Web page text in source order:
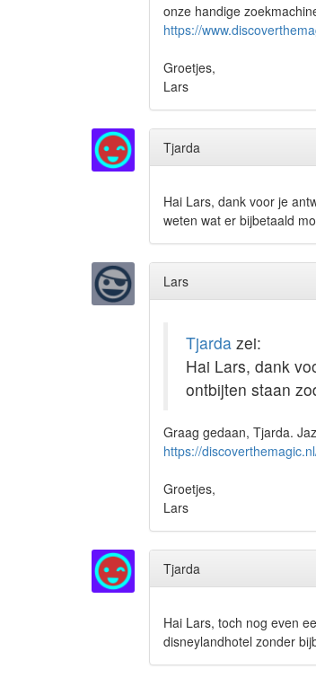
onze handige
https://
Groetjes,
Lars
Tjarda
Hai Lars, dank voor je
weten wat er bijbetaald
Lars
Tjarda zei:
Hai Lars, dank
ontbijten staan
Graag gedaan, Tjarda.
https://
Groetjes,
Lars
Tjarda
Hai Lars, toch nog even
disneylandhotel zonder